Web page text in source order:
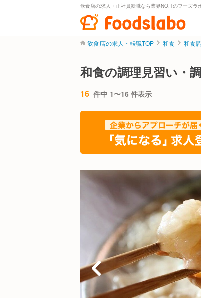
飲食店の求人・正社員転職なら業界NO.1のフーズラ
飲食店の求人・転職TOP 和食 和食
和食の調理見習い・
16 件中 1〜16 件表示